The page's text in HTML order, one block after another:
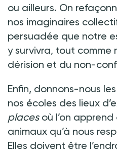
ou ailleurs. On
nos imaginaires
persuadée que notre
y survivra, tout comme
dérision et du non-
Enfin, donnons-nous
nos écoles des lieux
places où l’on
animaux qu’à nous
Elles doivent être